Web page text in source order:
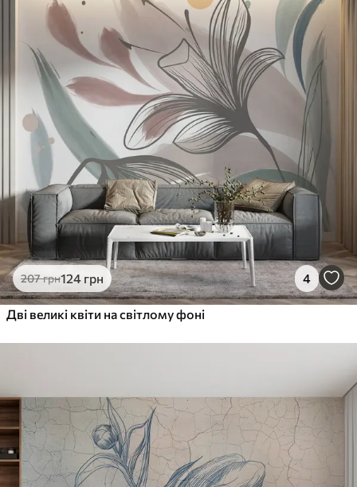
207грн124 грн 4
Дві великі квіти на світлому фоні